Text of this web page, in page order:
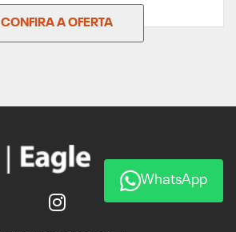
CONFIRA A OFERTA
WhatsApp